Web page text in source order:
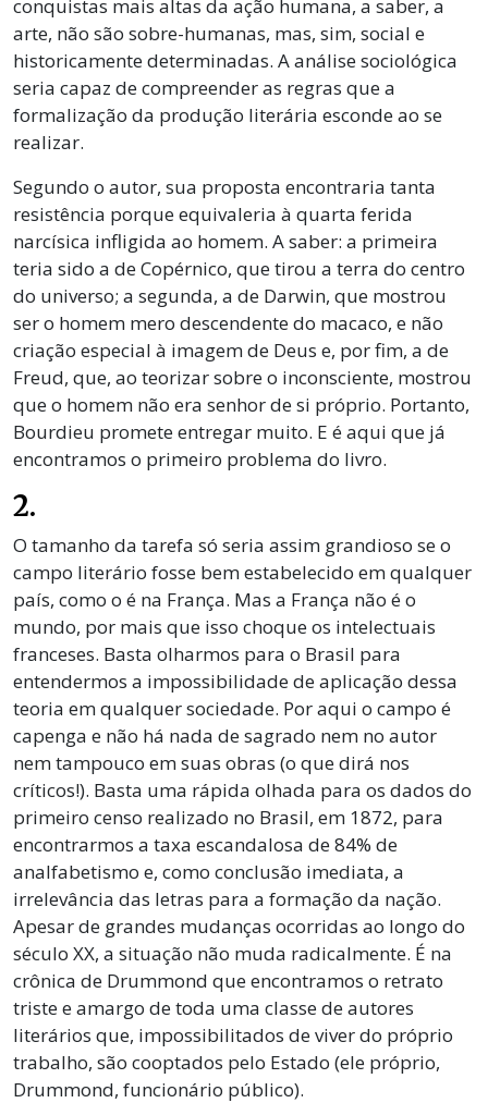
conquistas mais altas da ação humana, a saber, a
arte, não são sobre-humanas, mas, sim, social e
historicamente determinadas. A análise sociológica
seria capaz de compreender as regras que a
formalização da produção literária esconde ao se
realizar.
Segundo o autor, sua proposta encontraria tanta
resistência porque equivaleria à quarta ferida
narcísica infligida ao homem. A saber: a primeira
teria sido a de Copérnico, que tirou a terra do centro
do universo; a segunda, a de Darwin, que mostrou
ser o homem mero descendente do macaco, e não
criação especial à imagem de Deus e, por fim, a de
Freud, que, ao teorizar sobre o inconsciente, mostrou
que o homem não era senhor de si próprio. Portanto,
Bourdieu promete entregar muito. E é aqui que já
encontramos o primeiro problema do livro.
2.
O tamanho da tarefa só seria assim grandioso se o
campo literário fosse bem estabelecido em qualquer
país, como o é na França. Mas a França não é o
mundo, por mais que isso choque os intelectuais
franceses. Basta olharmos para o Brasil para
entendermos a impossibilidade de aplicação dessa
teoria em qualquer sociedade. Por aqui o campo é
capenga e não há nada de sagrado nem no autor
nem tampouco em suas obras (o que dirá nos
críticos!). Basta uma rápida olhada para os dados do
primeiro censo realizado no Brasil, em 1872, para
encontrarmos a taxa escandalosa de 84% de
analfabetismo e, como conclusão imediata, a
irrelevância das letras para a formação da nação.
Apesar de grandes mudanças ocorridas ao longo do
século XX, a situação não muda radicalmente. É na
crônica de Drummond que encontramos o retrato
triste e amargo de toda uma classe de autores
literários que, impossibilitados de viver do próprio
trabalho, são cooptados pelo Estado (ele próprio,
Drummond, funcionário público).